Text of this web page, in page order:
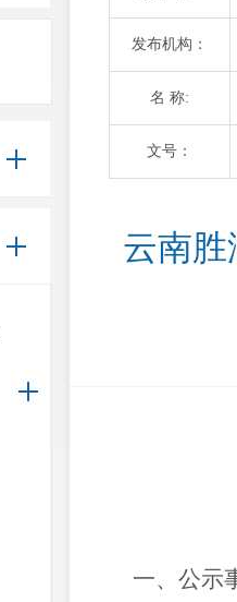
发布机构：
名 称:
文号：
云南
一、 公示